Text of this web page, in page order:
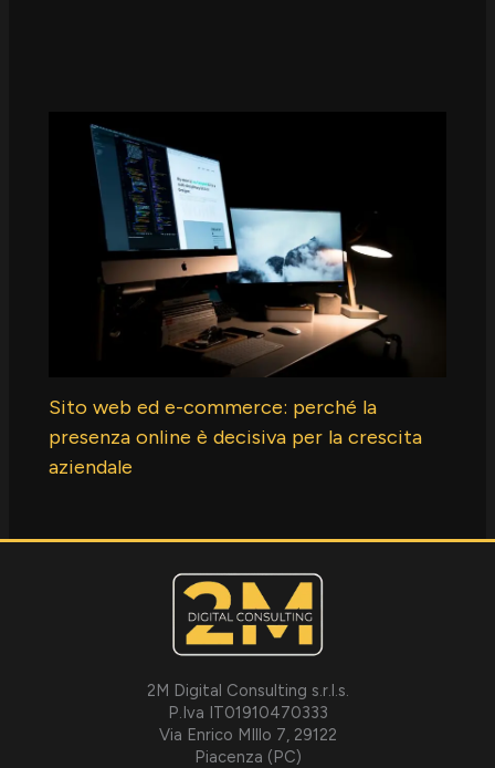
Sito web ed e-commerce: perché la
presenza online è decisiva per la crescita
aziendale
2M Digital Consulting s.r.l.s.
P.Iva IT01910470333
Via Enrico MIllo 7, 29122
Piacenza (PC)